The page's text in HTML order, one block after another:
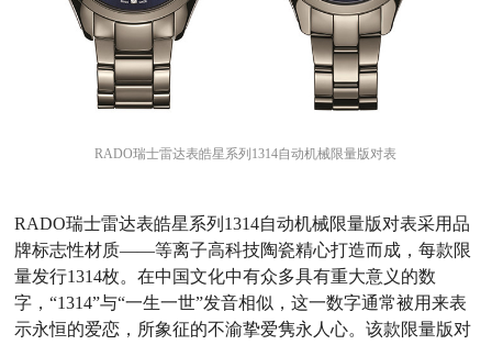
RADO瑞士雷达表皓星系列1314自动机械限量版对表
RADO瑞士雷达表皓星系列 1314自动机械限量版对表采用品
牌标志性材质——等离子高科技陶瓷精心打造而成，每款限
量发行1314枚。在中国文化中有众多具有重大意义的数
字，“1314”与“一生一世”发音相似，这一数字通常被用来表
示永恒的爱恋，所象征的不渝挚爱隽永人心。该款限量版对